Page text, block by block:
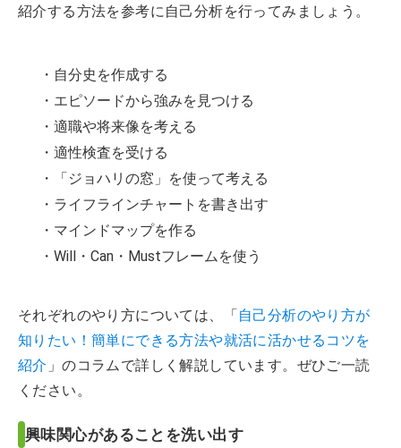
紹介する方法を参考に自己分析を行ってみましょう。
・自分史を作成する
・エピソードから強みを見つける
・適職や将来像を考える
・適性検査を受ける
・「ジョハリの窓」を使って考える
・ライフラインチャートを書き出す
・マインドマップを作る
・Will・Can・Mustフレームを使う
それぞれのやり方については、「自己分析のやり方が
知りたい！簡単にできる方法や就活に活かせるコツを
紹介 」のコラムで詳しく解説しています。ぜひご一読
ください。
興味関心があることを洗い出す